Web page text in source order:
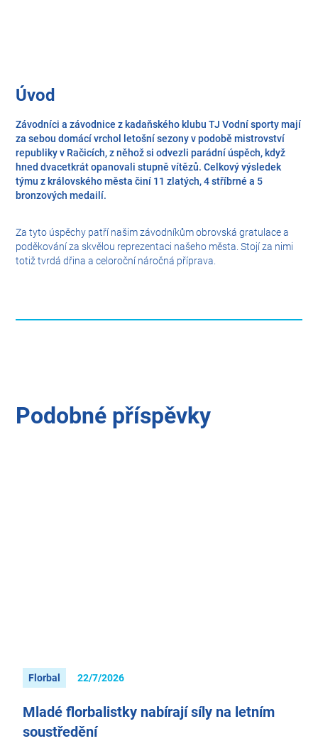
Úvod
Závodníci a závodnice z kadaňského klubu TJ Vodní sporty mají
za sebou domácí vrchol letošní sezony v podobě mistrovství
republiky v Račicích, z něhož si odvezli parádní úspěch, když
hned dvacetkrát opanovali stupně vítězů. Celkový výsledek
týmu z královského města činí 11 zlatých, 4 stříbrné a 5
bronzových medailí.
Za tyto úspěchy patří našim závodníkům obrovská gratulace a
poděkování za skvělou reprezentaci našeho města. Stojí za nimi
totiž tvrdá dřina a celoroční náročná příprava.
Podobné příspěvky
Florbal 22/7/2026
Mladé florbalistky nabírají síly na letním
soustředění